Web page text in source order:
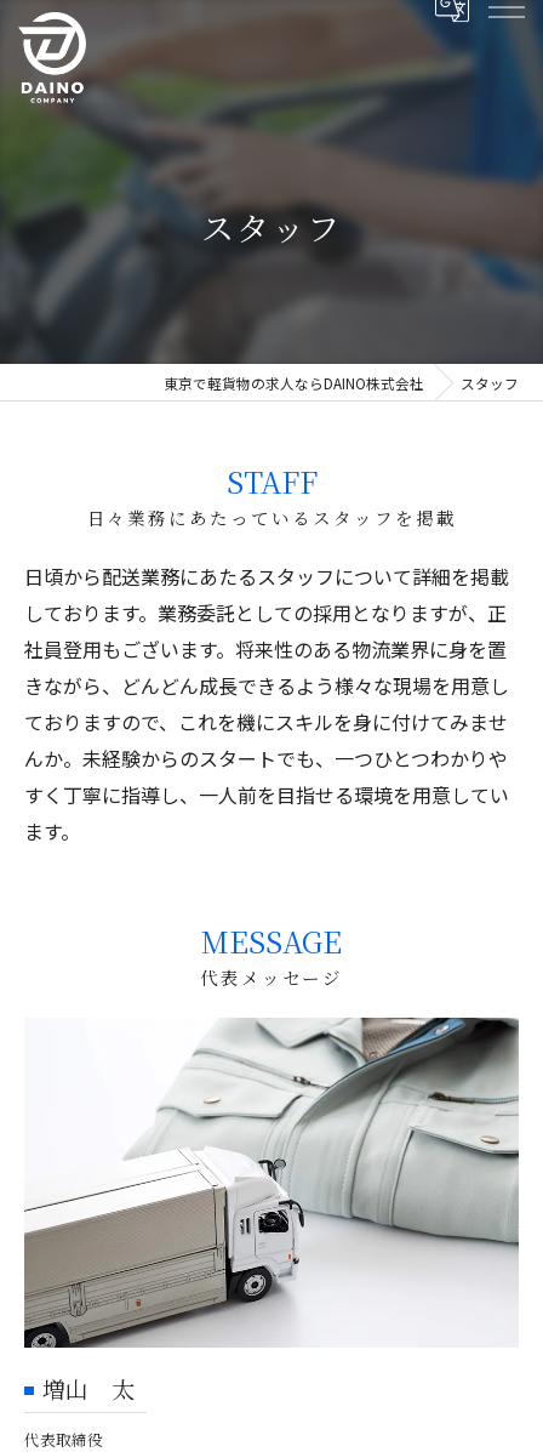
スタッフ
東京で軽貨物の求人ならDAINO株式会社 スタッフ
日々業務にあたっているスタッフを掲載
STAFF
日頃から配送業務にあたるスタッフについて詳細を掲載
しております。業務委託としての採用となりますが、正
社員登用もございます。将来性のある物流業界に身を置
きながら、どんどん成長できるよう様々な現場を用意し
ておりますので、これを機にスキルを身に付けてみませ
んか。未経験からのスタートでも、一つひとつわかりや
すく丁寧に指導し、一人前を目指せる環境を用意してい
ます。
代表メッセージ
MESSAGE
増山 太
代表取締役